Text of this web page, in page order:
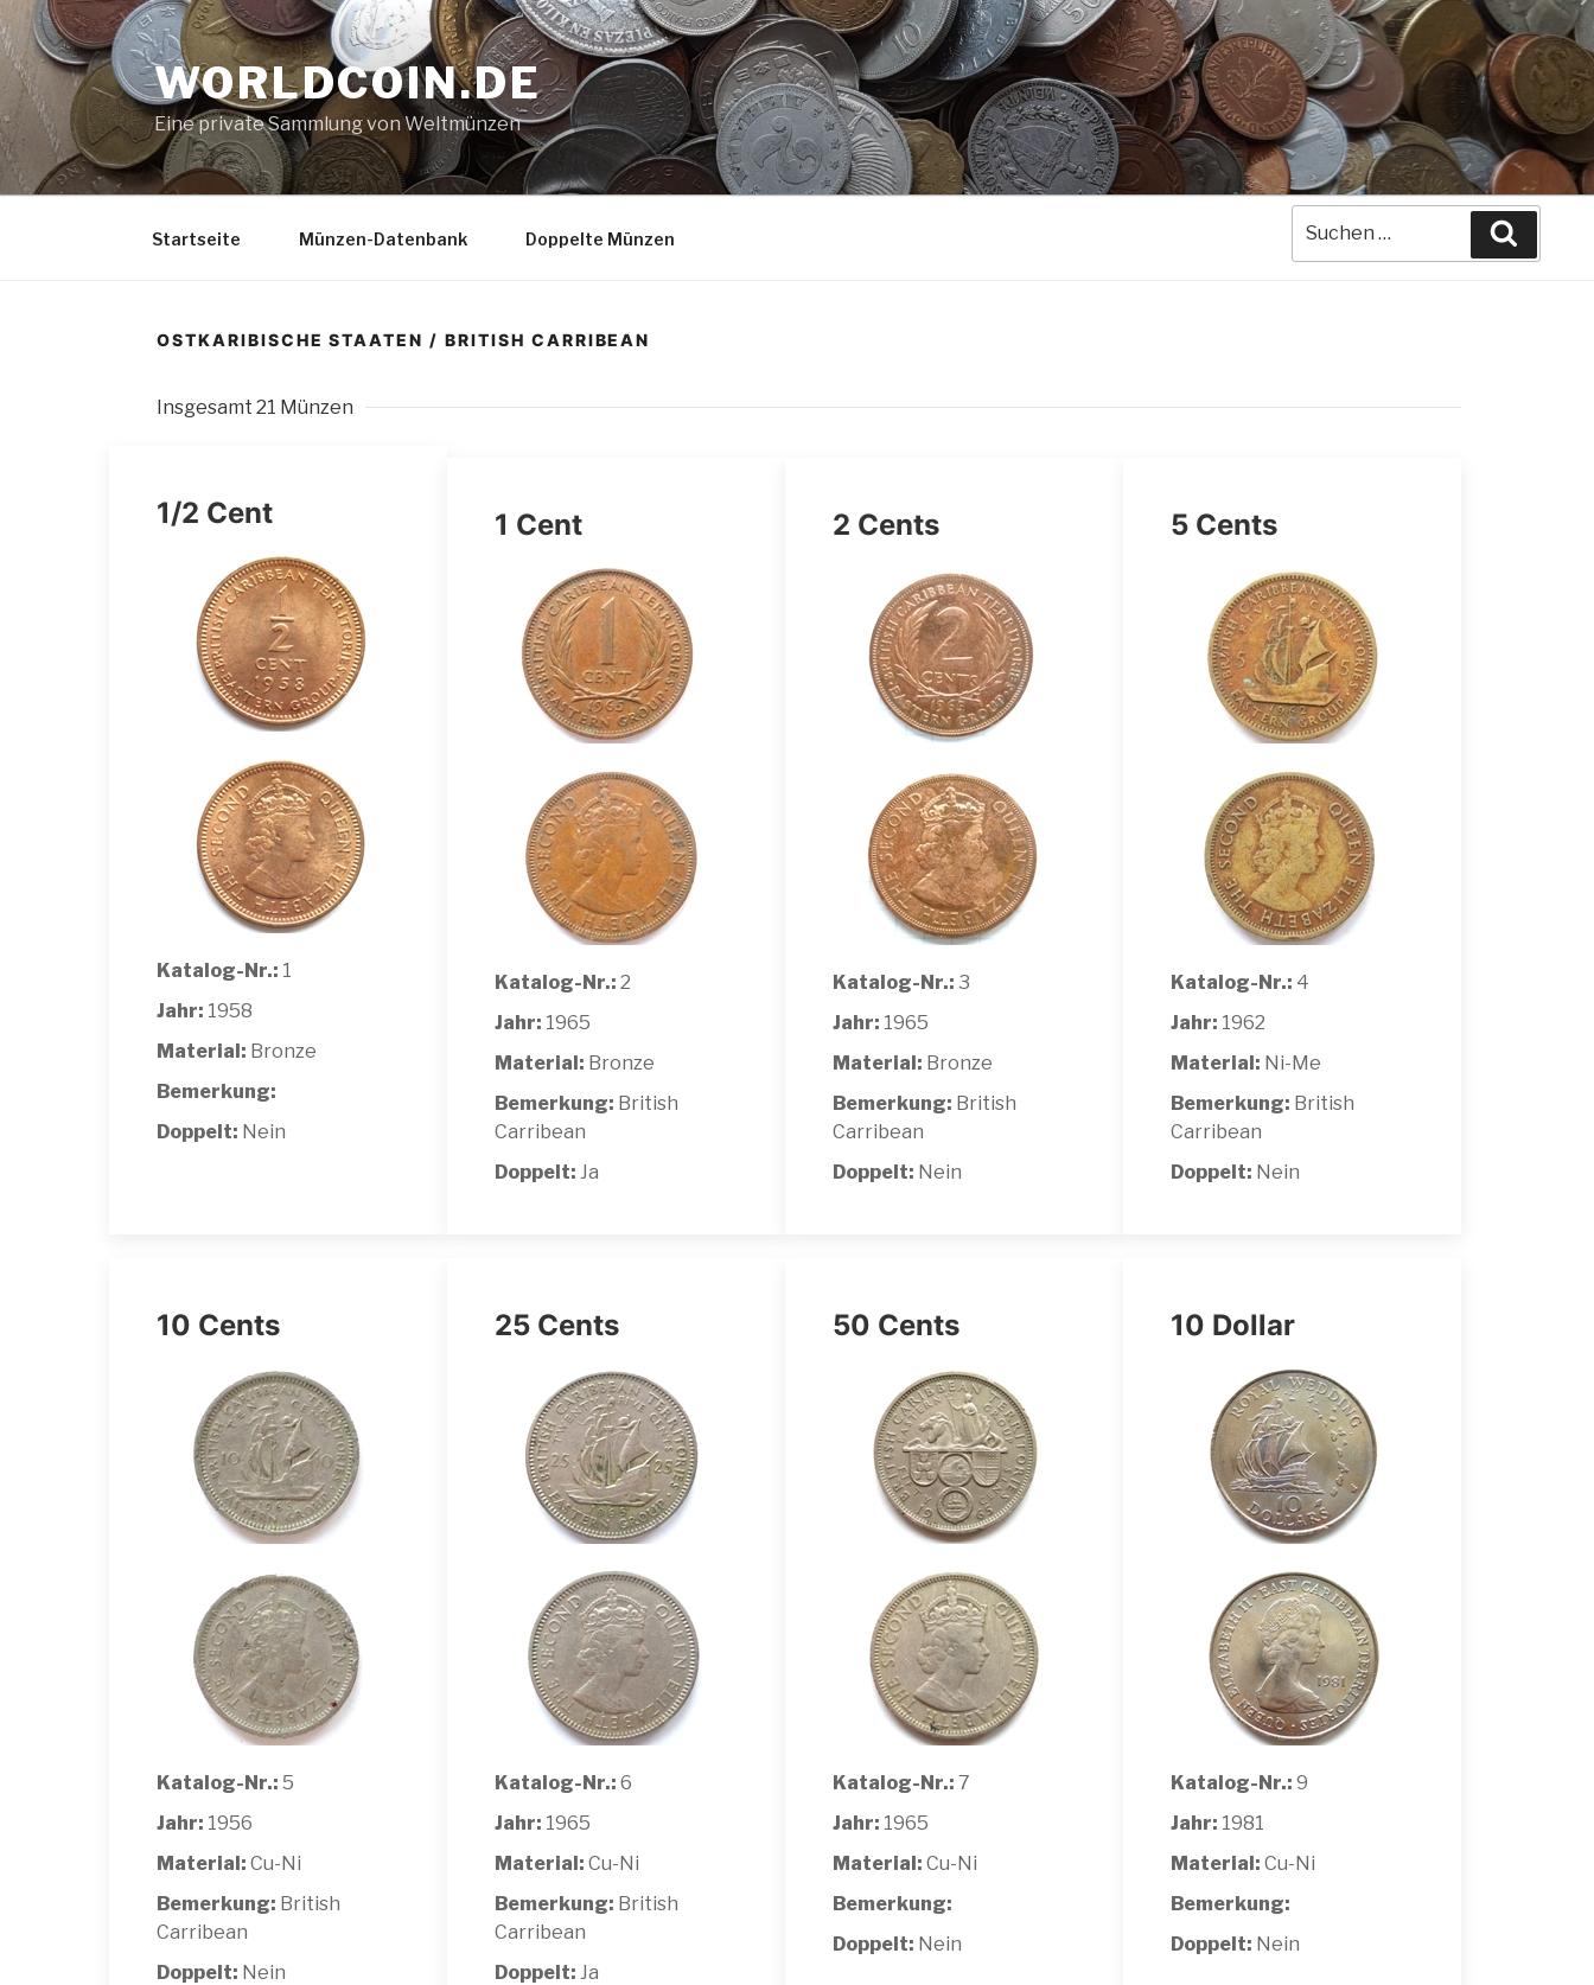
Zum
Inhalt
springen
WORLDCOIN.DE
Eine private Sammlung von Weltmünzen
Startseite Münzen-Datenbank Doppelte Münzen
Suche
nach:
OSTKARIBISCHE STAATEN / BRITISH CARRIBEAN
Insgesamt 21 Münzen
1/2 Cent
Katalog-Nr.: 1
Jahr: 1958
Material: Bronze
Bemerkung:
Doppelt: Nein
1 Cent
Katalog-Nr.: 2
Jahr: 1965
Material: Bronze
Bemerkung: British
Carribean
Doppelt: Ja
2 Cents
Katalog-Nr.: 3
Jahr: 1965
Material: Bronze
Bemerkung: British
Carribean
Doppelt: Nein
5 Cents
Katalog-Nr.: 4
Jahr: 1962
Material: Ni-Me
Bemerkung: British
Carribean
Doppelt: Nein
10 Cents
Katalog-Nr.: 5
Jahr: 1956
Material: Cu-Ni
Bemerkung: British
Carribean
Doppelt: Nein
25 Cents
Katalog-Nr.: 6
Jahr: 1965
Material: Cu-Ni
Bemerkung: British
Carribean
Doppelt: Ja
50 Cents
Katalog-Nr.: 7
Jahr: 1965
Material: Cu-Ni
Bemerkung:
Doppelt: Nein
10 Dollar
Katalog-Nr.: 9
Jahr: 1981
Material: Cu-Ni
Bemerkung:
Doppelt: Nein